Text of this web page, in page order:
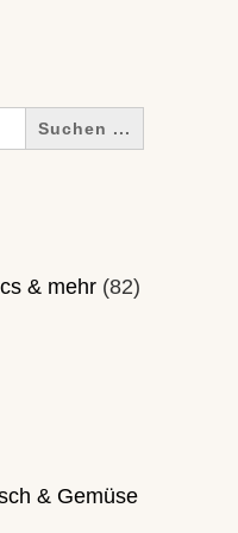
& mehr(82)
& Gemüse